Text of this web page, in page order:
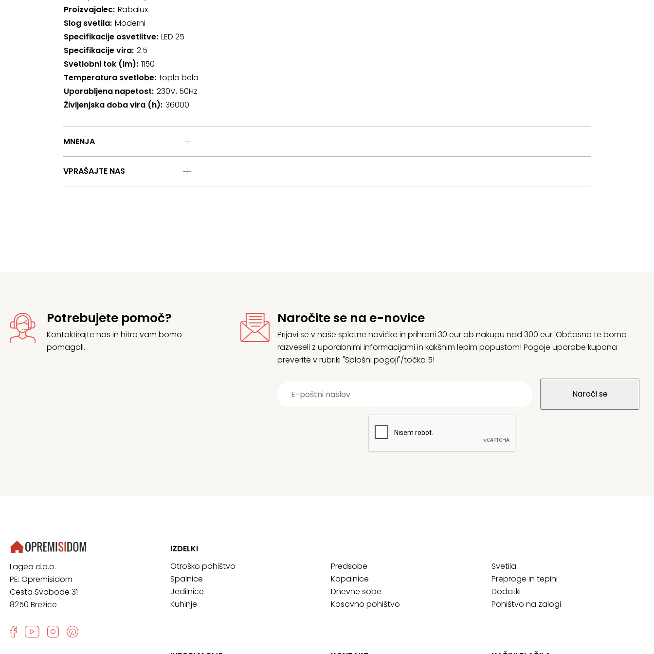
Proizvajalec Rabalux
Slog svetila Moderni
Specifikacije osvetlitve LED 25
Specifikacije vira 2.5
Svetlobni tok (lm) 1150
Temperatura svetlobe topla bela
Uporabljena napetost 230V, 50Hz
Življenjska doba vira (h) 36000
MNENJA
VPRAŠAJTE NAS
Potrebujete pomoč?
Kontaktirajte nas in hitro vam bomo
pomagali.
Naročite se na e-novice
Prijavi se v naše spletne novičke in prihrani 30 eur ob nakupu nad 300 eur. Občasno te bomo
razveseli z uporabnimi informacijami in kakšnim lepim popustom! Pogoje uporabe kupona
preverite v rubriki "Splošni pogoji"/točka 5!
Lagea d.o.o.
PE: Opremisidom
Cesta Svobode 31
8250 Brežice
IZDELKI
Otroško pohištvo
Spalnice
Jedilnice
Kuhinje
Predsobe
Kopalnice
Dnevne sobe
Kosovno pohištvo
Svetila
Preproge in tepihi
Dodatki
Pohištvo na zalogi